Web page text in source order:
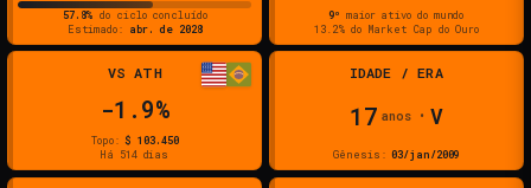
57.8% do ciclo concluído
Estimado:
abr. de 2028
9º maior ativo do mundo
13.2% do Market Cap do Ouro
VS ATH
-1.9%
Topo:$ 103.450
Há 514 dias
IDADE / ERA
17 anos • V
Gênesis:03/jan/2009